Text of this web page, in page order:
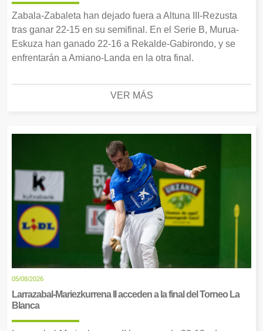
Zabala-Zabaleta han dejado fuera a Altuna III-Rezusta
tras ganar 22-15 en su semifinal. En el Serie B, Murua-
Eskuza han ganado 22-16 a Rekalde-Gabirondo, y se
enfrentarán a Amiano-Landa en la otra final.
VER MÁS
05/08/2026
Larrazabal-Mariezkurrena II acceden a la final del Torneo La
Blanca